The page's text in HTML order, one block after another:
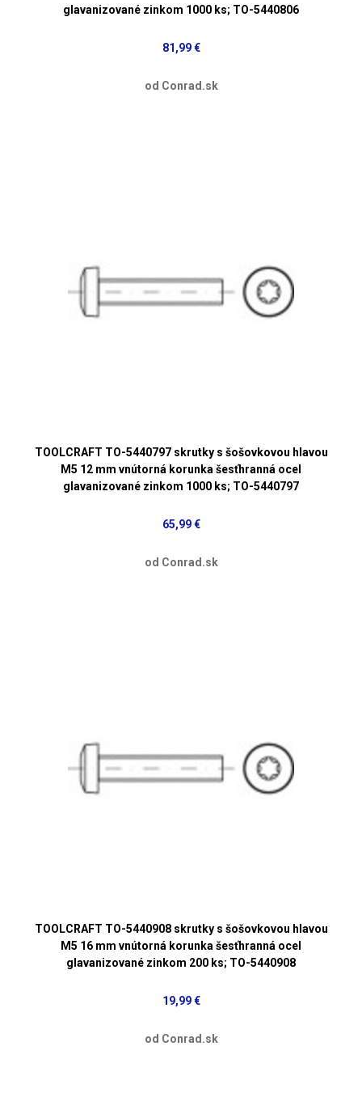
glavanizované zinkom 1000 ks; TO-5440806
81,99 €
od Conrad.sk
TOOLCRAFT TO-5440797 skrutky s šošovkovou hlavou
M5 12 mm vnútorná korunka šesťhranná ocel
glavanizované zinkom 1000 ks; TO-5440797
65,99 €
od Conrad.sk
TOOLCRAFT TO-5440908 skrutky s šošovkovou hlavou
M5 16 mm vnútorná korunka šesťhranná ocel
glavanizované zinkom 200 ks; TO-5440908
19,99 €
od Conrad.sk